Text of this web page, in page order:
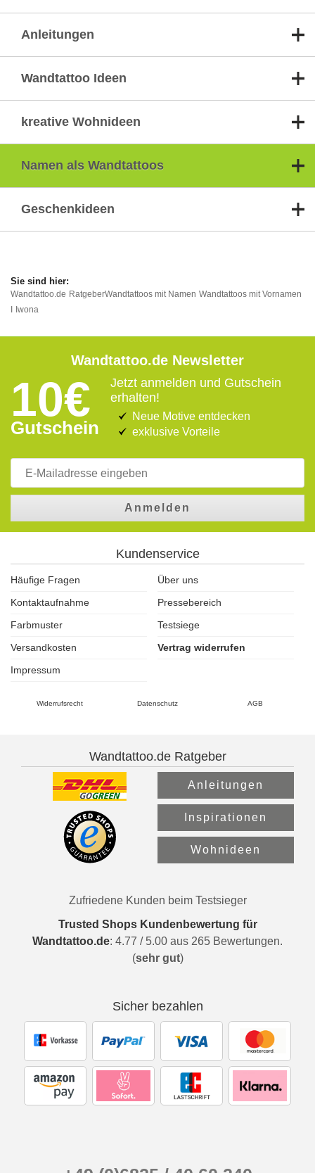
Anleitungen
Wandtattoo Ideen
kreative Wohnideen
Namen als Wandtattoos
Geschenkideen
Wandtattoo.de RatgeberWandtattoos mit Namen Wandtattoos mit Vornamen
Iwona
Wandtattoo.de Newsletter
10€
Gutschein
Jetzt anmelden und Gutschein
erhalten!
Neue Motive entdecken
exklusive Vorteile
Anmelden
Kundenservice
Häufige Fragen
Über uns
Kontaktaufnahme
Pressebereich
Farbmuster
Testsiege
Versandkosten
Vertrag widerrufen
Impressum
Widerrufsrecht Datenschutz AGB
Wandtattoo.de Ratgeber
Anleitungen
Inspirationen
Wohnideen
Zufriedene Kunden beim Testsieger
Trusted Shops Kundenbewertung für
Wandtattoo.de: 4.77 / 5.00 aus 265 Bewertungen.
(sehr gut)
Sicher bezahlen